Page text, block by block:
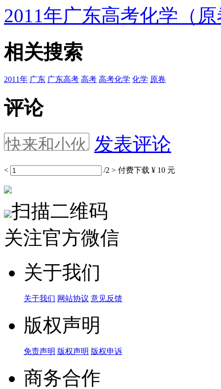
2011年广东高考化学（
相关搜索
2011年 广东 广东高考 高考 高考化学 化学 原卷
评论
发表评论
< /2 > 付费下载 ¥ 10 元
扫描二维码
关注官方微信
关于我们
关于我们 网站协议 意见反馈
版权声明
免责声明 版权声明 版权申诉
商务合作